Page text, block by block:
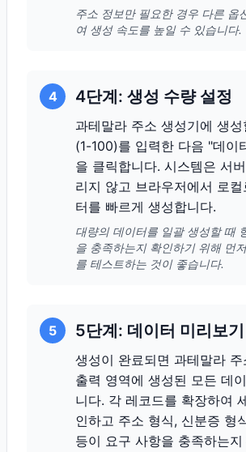
주소 정보만 필요한 경우 다른 옵
여 생성 속도를 높일 수 있습니다.
4 4단계: 생성 수량 설정
과테말라 주소 생성기에 생
(1-100)를 입력한 다음 "데이
을 클릭합니다. 시스템은 서
리지 않고 브라우저에서 로
터를 빠르게 생성합니다.
대량의 데이터를 일괄 생성할 때
을 충족하는지 확인하기 위해 먼
를 테스트하는 것이 좋습니다.
5 5단계: 데이터 미리보
생성이 완료되면 과테말라
출력 영역에 생성된 모든 데
니다. 각 레코드를 확장하여
인하고 주소 형식, 신분증 형
등이 요구 사항을 충족하는